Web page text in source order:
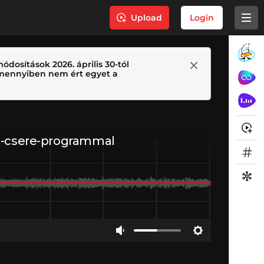
Upload Login
2026. április 30-tól
nem ért egyet a